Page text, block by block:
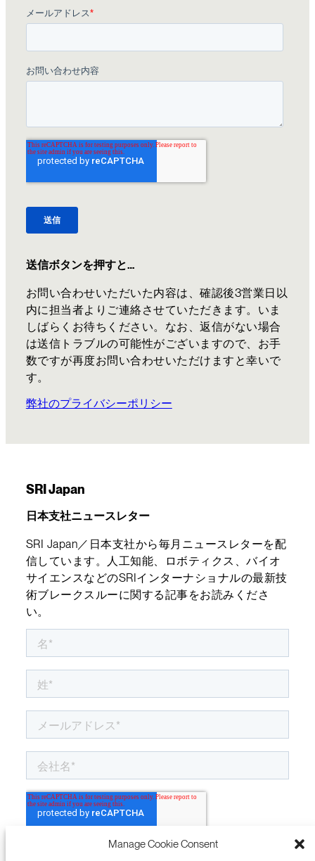
Manage Cookie Consent
送信ボタンを押すと…
お問い合わせいただいた内容は、確認後3営業日以
内に担当者よりご連絡させていただきます。いま
しばらくお待ちください。なお、返信がない場合
は送信トラブルの可能性がございますので、お手
数ですが再度お問い合わせいただけますと幸いで
す。
弊社のプライバシーポリシー
SRI Japan
日本支社ニュースレター
SRI Japan／日本支社から毎月ニュースレターを配
信しています。人工知能、ロボティクス、バイオ
サイエンスなどのSRIインターナショナルの最新技
術ブレークスルーに関する記事をお読みくださ
い。